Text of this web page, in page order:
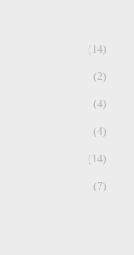
(14)
(2)
(4)
(4)
(14)
(7)